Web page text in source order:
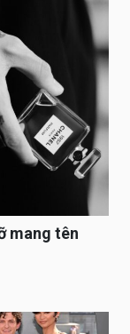
mang tên